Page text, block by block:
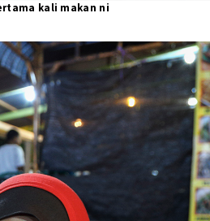
kali makan ni